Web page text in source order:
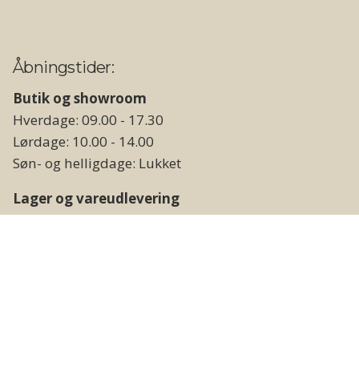
Åbningstider:
Butik og showroom
Hverdage: 09.00 - 17.30
Lørdage: 10.00 - 14.00
Søn- og helligdage: Lukket
Lager og vareudlevering
Hverdage: 09.00 - 17.00